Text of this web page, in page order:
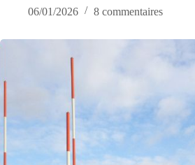
06/01/2026
8 commentaires